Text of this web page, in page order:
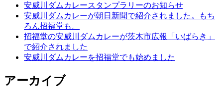
安威川ダムカレースタンプラリーのお知らせ
安威川ダムカレーが朝日新聞で紹介されました。もち
ろん招福堂も。
招福堂の安威川ダムカレーが茨木市広報「いばらき」
で紹介されました
安威川ダムカレーを招福堂でも始めました
アーカイブ